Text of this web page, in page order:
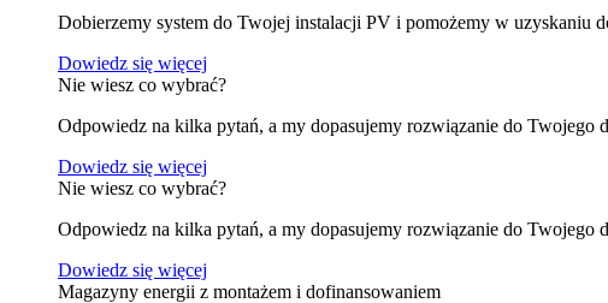
Dobierzemy system do Twojej instalacji PV i pomożemy w uzyskaniu
Dowiedz się więcej
Nie wiesz co wybrać?
Odpowiedz na kilka pytań, a my dopasujemy rozwiązanie do Twojego
Dowiedz się więcej
Nie wiesz co wybrać?
Odpowiedz na kilka pytań, a my dopasujemy rozwiązanie do Twojego
Dowiedz się więcej
Magazyny energii z montażem i dofinansowaniem